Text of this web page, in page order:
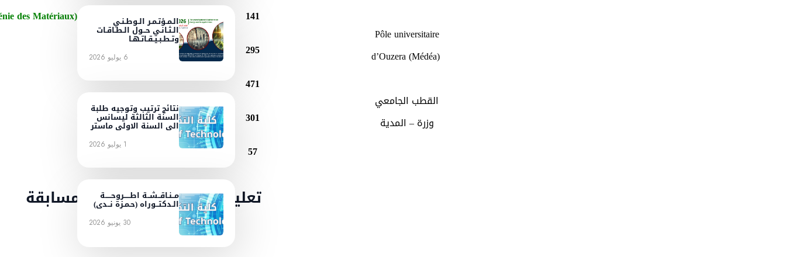
Pôle universitaire
d’Ouzera (Médéa)
القطب الجامعي
وزرة – المدية
141
295
471
301
57
تعليمات النظام الداخلي للمسابقة
الـمـؤتـمـر الـوطـنـي
الـثـانـي حــول الـطـاقـات
وتـطـبـيـقـاتـهـا
6 يوليو 2026
نتائج ترتيب وتوجيه طلبة
السنة الثالثة ليسانس
الى السنة الاولى ماستر
1 يوليو 2026
مــنـاقــشــة اطـــــروحـــــة
الـدكتــوراه (حـمـزة نــدى)
30 يونيو 2026